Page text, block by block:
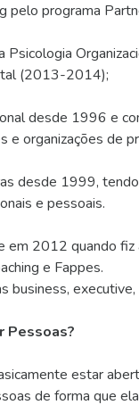
pelo programa
(2013-2014);
desde 1996 e
e organizações de
desde 1999,
e pessoais.
em 2012 quando
e Fappes.
business,
Pessoas?
estar
de forma que